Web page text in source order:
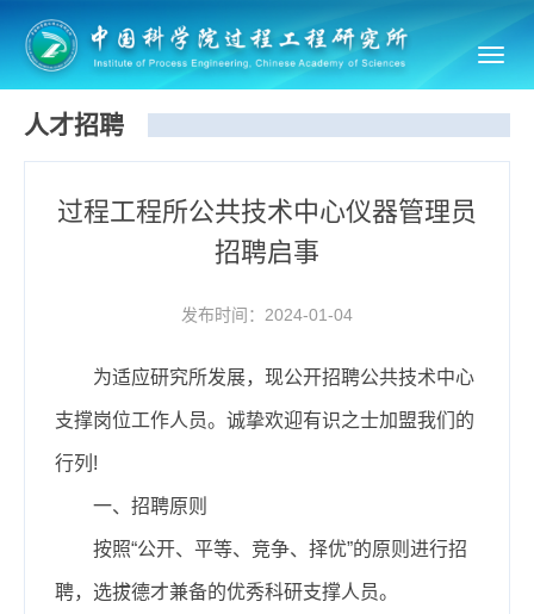
人才招聘
过程工程所公共技术中心仪器管理员
招聘启事
发布时间：2024-01-04
为适应研究所发展，现公开招聘公共技术中心
支撑岗位工作人员。诚挚欢迎有识之士加盟我们的
行列!
一、招聘原则
按照“公开、平等、竞争、择优”的原则进行招
聘，选拔德才兼备的优秀科研支撑人员。